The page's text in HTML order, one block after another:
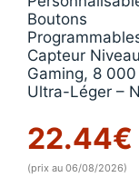
Boutons
Capteur Niveau
Gaming, 8 000
Ultra-Léger –
22.44€
(prix au 06/08/2026)